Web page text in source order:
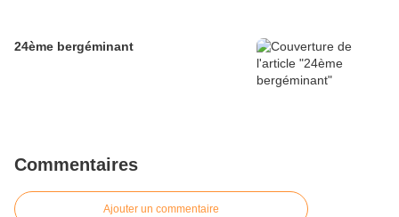
24ème bergéminant
Commentaires
Ajouter un commentaire